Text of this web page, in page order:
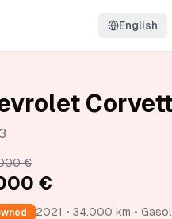
English
€
€
2021 • 34.000 km •